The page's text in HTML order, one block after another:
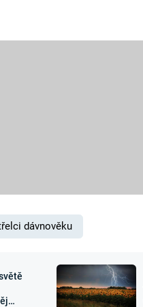
Zajímavosti
dávnověku